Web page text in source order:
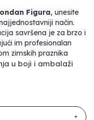
Figura, unesite
način.
savršena je za brzo i
im profesionalan
zimskih praznika
u boji i ambalaži